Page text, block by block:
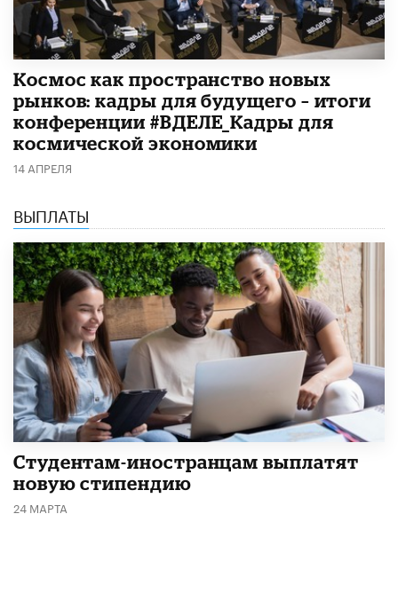
Космос как пространство новых
рынков: кадры для будущего – итоги
конференции #ВДЕЛЕ_Кадры для
космической экономики
14 АПРЕЛЯ
ВЫПЛАТЫ
Студентам-иностранцам выплатят
новую стипендию
24 МАРТА